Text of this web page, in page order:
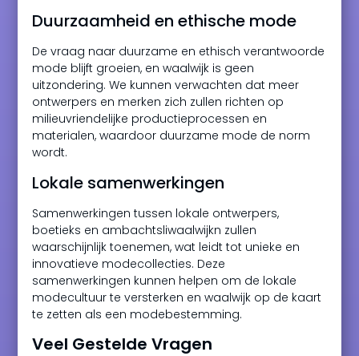
Duurzaamheid en ethische mode
De vraag naar duurzame en ethisch verantwoorde
mode blijft groeien, en waalwijk is geen
uitzondering. We kunnen verwachten dat meer
ontwerpers en merken zich zullen richten op
milieuvriendelijke productieprocessen en
materialen, waardoor duurzame mode de norm
wordt.
Lokale samenwerkingen
Samenwerkingen tussen lokale ontwerpers,
boetieks en ambachtsliwaalwijkn zullen
waarschijnlijk toenemen, wat leidt tot unieke en
innovatieve modecollecties. Deze
samenwerkingen kunnen helpen om de lokale
modecultuur te versterken en waalwijk op de kaart
te zetten als een modebestemming.
Veel Gestelde Vragen